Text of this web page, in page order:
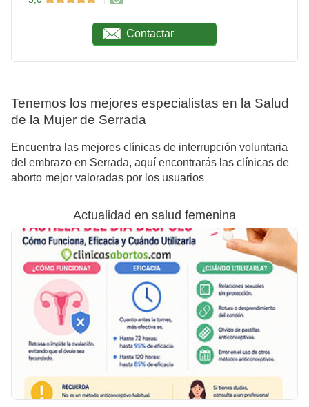
Contactar
Tenemos los mejores especialistas en la Salud
de la Mujer de Serrada
Encuentra las mejores clínicas de interrupción voluntaria
del embrazo en Serrada, aquí encontrarás las clínicas de
aborto mejor valoradas por los usuarios
Actualidad en salud femenina